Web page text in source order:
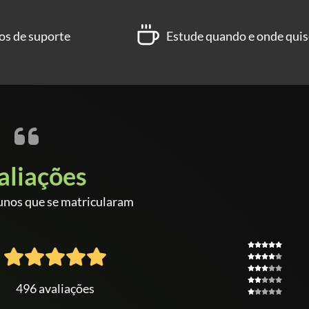
de suporte Estude quando e onde
que se matricularam
496 avaliações